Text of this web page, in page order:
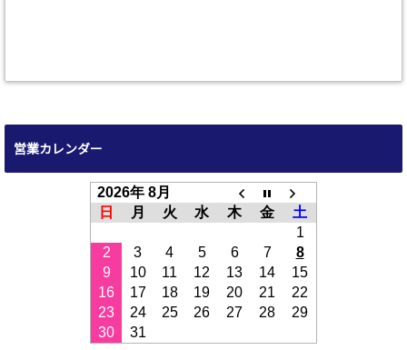
営業カレンダー
2026年 8月
日
月 火 水 木 金
土
1
2
3 4 5 6 7
8
9
10 11 12 13 14
15
16
17 18 19 20 21
22
23
24 25 26 27 28
29
30
31